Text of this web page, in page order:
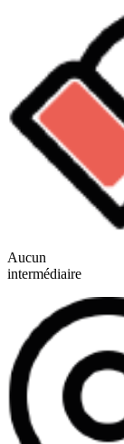
Aucun
intermédiaire